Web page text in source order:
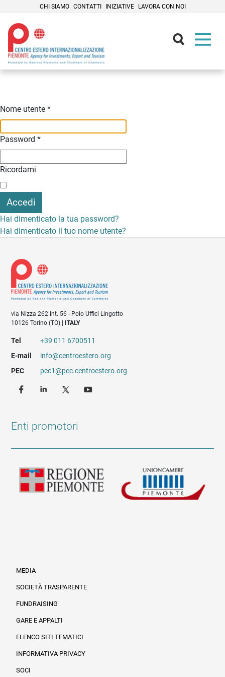
CHI SIAMO CONTATTI INIZIATIVE LAVORA CON NOI
Nome utente *
Password *
Ricordami
Accedi
Hai dimenticato la tua password?
Hai dimenticato il tuo nome utente?
via Nizza 262 int. 56 - Polo Uffici Lingotto
10126 Torino (TO) |
ITALY
Tel
+39 011 6700511
E-mail
info@centroestero.org
PEC
pec1@pec.centroestero.org
Enti promotori
MEDIA
SOCIETÀ TRASPARENTE
FUNDRAISING
GARE E APPALTI
ELENCO SITI TEMATICI
INFORMATIVA PRIVACY
SOCI